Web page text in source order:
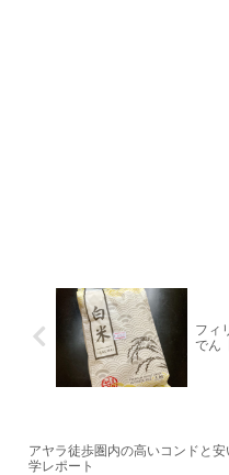
フィ
でん
アヤラ徒歩圏内の高いコンドと
学レポート